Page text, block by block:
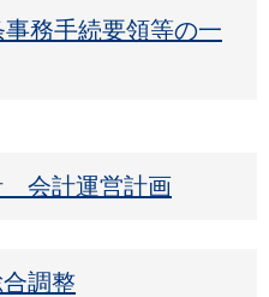
務手続要領等の一
会計運営計画
調整